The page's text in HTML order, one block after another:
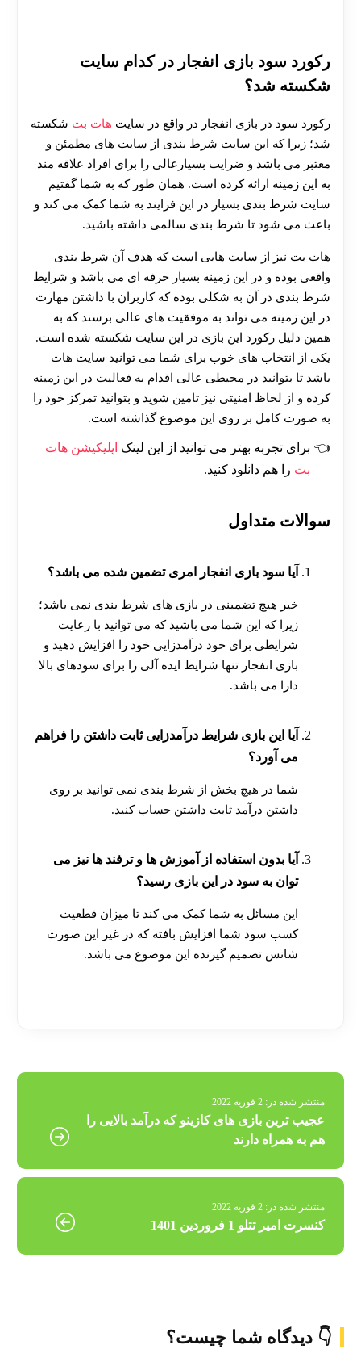
رکورد سود بازی انفجار در کدام سایت
شکسته شد؟
رکورد سود در بازی انفجار در واقع در سایت هات بت شکسته
شد؛ زیرا که این سایت شرط بندی از سایت های مطمئن و
معتبر می باشد و ضرایب بسیارعالی را برای افراد علاقه مند
به این زمینه ارائه کرده است. همان طور که به شما گفتیم
سایت شرط بندی بسیار در این فرایند به شما کمک می کند و
باعث می شود تا شرط بندی سالمی داشته باشید.
هات بت نیز از سایت هایی است که هدف آن شرط بندی
واقعی بوده و در این زمینه بسیار حرفه ای می باشد و شرایط
شرط بندی در آن به شکلی بوده که کاربران با داشتن مهارت
در این زمینه می تواند به موفقیت های عالی برسند که به
همین دلیل رکورد این بازی در این سایت شکسته شده است.
یکی از انتخاب های خوب برای شما می توانید سایت هات
باشد تا بتوانید در محیطی عالی اقدام به فعالیت در این زمینه
کرده و از لحاظ امنیتی نیز تامین شوید و بتوانید تمرکز خود را
به صورت کامل بر روی این موضوع گذاشته است.
برای تجربه بهتر می توانید از این لینک اپلیکیشن هات
بت را هم دانلود کنید.
سوالات متداول
آیا سود بازی انفجار امری تضمین شده می باشد؟
خیر هیچ تضمینی در بازی های شرط بندی نمی باشد؛
زیرا که این شما می باشید که می توانید با رعایت
شرایطی برای خود درآمدزایی خود را افزایش دهید و
بازی انفجار تنها شرایط ایده آلی را برای سودهای بالا
دارا می باشد.
آیا این بازی شرایط درآمدزایی ثابت داشتن را فراهم
می آورد؟
شما در هیچ بخش از شرط بندی نمی توانید بر روی
داشتن درآمد ثابت داشتن حساب کنید.
آیا بدون استفاده از آموزش ها و ترفند ها نیز می
توان به سود در این بازی رسید؟
این مسائل به شما کمک می کند تا میزان قطعیت
کسب سود شما افزایش بافته که در غیر این صورت
شانس تصمیم گیرنده این موضوع می باشد.
منتشر شده در: 2 فوریه 2022
عجیب ترین بازی های کازینو که درآمد بالایی را
هم به همراه دارند
منتشر شده در: 2 فوریه 2022
کنسرت امیر تتلو 1 فروردین 1401
👇 دیدگاه شما چیست؟